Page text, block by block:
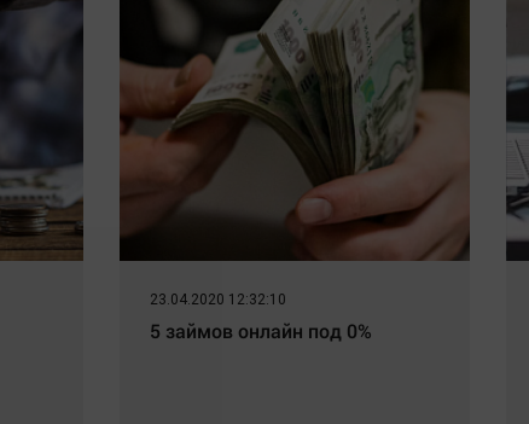
23.04.2020 12:32:10
5 займов онлайн под 0%